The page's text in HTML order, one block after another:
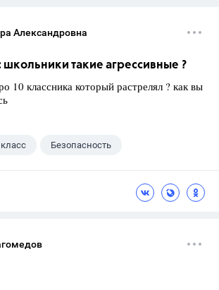
Александровна
школьники такие агрессивные ?
10 классника который растрелял ? как вы
Безопасность